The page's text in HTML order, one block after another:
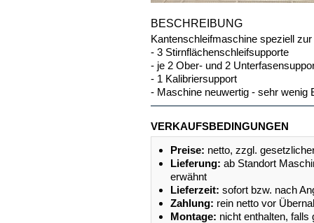
BESCHREIBUNG
Kantenschleifmaschine speziell
- 3 Stirnflächenschleifsupporte
- je 2 Ober- und 2
- 1 Kalibriersupport
- Maschine neuwertig - sehr wenig
VERKAUFSBEDINGUNGEN
Preise: netto, zzgl.
Lieferung: ab Standort
erwähnt
Lieferzeit: sofort bzw. nach
Zahlung: rein netto vor
Montage: nicht enthalten,